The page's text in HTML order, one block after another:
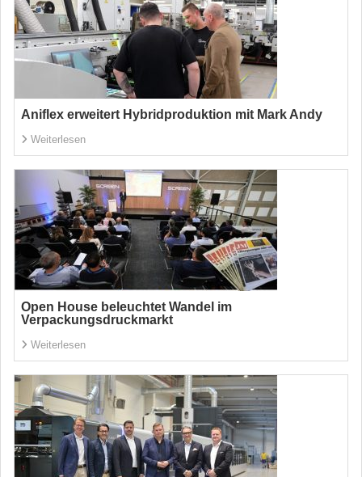
Aniflex erweitert Hybridproduktion mit Mark Andy
Weiterlesen
Open House beleuchtet Wandel im
Verpackungsdruckmarkt
Weiterlesen